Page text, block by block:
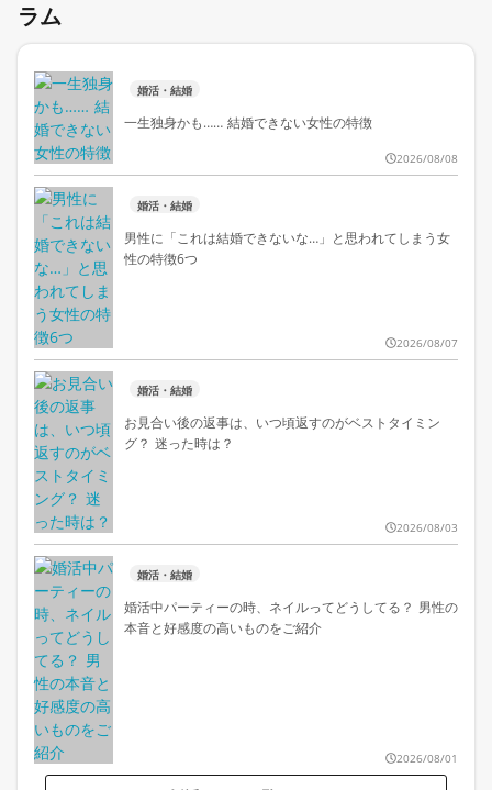
ラム
婚活・結婚
一生独身かも…… 結婚できない女性の特徴
2026/08/08
婚活・結婚
男性に「これは結婚できないな…」と思われてしまう女
性の特徴6つ
2026/08/07
婚活・結婚
お見合い後の返事は、いつ頃返すのがベストタイミン
グ？ 迷った時は？
2026/08/03
婚活・結婚
婚活中パーティーの時、ネイルってどうしてる？ 男性の
本音と好感度の高いものをご紹介
2026/08/01